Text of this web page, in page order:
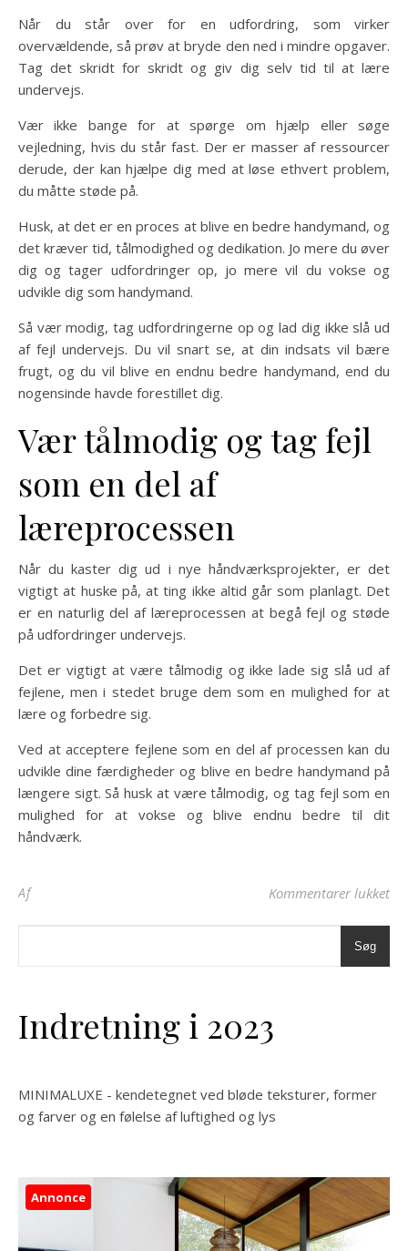
Når du står over for en udfordring, som virker
overvældende, så prøv at bryde den ned i mindre opgaver.
Tag det skridt for skridt og giv dig selv tid til at lære
undervejs.
Vær ikke bange for at spørge om hjælp eller søge
vejledning, hvis du står fast. Der er masser af ressourcer
derude, der kan hjælpe dig med at løse ethvert problem,
du måtte støde på.
Husk, at det er en proces at blive en bedre handymand, og
det kræver tid, tålmodighed og dedikation. Jo mere du øver
dig og tager udfordringer op, jo mere vil du vokse og
udvikle dig som handymand.
Så vær modig, tag udfordringerne op og lad dig ikke slå ud
af fejl undervejs. Du vil snart se, at din indsats vil bære
frugt, og du vil blive en endnu bedre handymand, end du
nogensinde havde forestillet dig.
Vær tålmodig og tag fejl
som en del af
læreprocessen
Når du kaster dig ud i nye håndværksprojekter, er det
vigtigt at huske på, at ting ikke altid går som planlagt. Det
er en naturlig del af læreprocessen at begå fejl og støde
på udfordringer undervejs.
Det er vigtigt at være tålmodig og ikke lade sig slå ud af
fejlene, men i stedet bruge dem som en mulighed for at
lære og forbedre sig.
Ved at acceptere fejlene som en del af processen kan du
udvikle dine færdigheder og blive en bedre handymand på
længere sigt. Så husk at være tålmodig, og tag fejl som en
mulighed for at vokse og blive endnu bedre til dit
håndværk.
Af Kommentarer lukkettil
Søg
Indretning i 2023
MINIMALUXE - kendetegnet ved bløde teksturer, former
og farver og en følelse af luftighed og lys
Annonce